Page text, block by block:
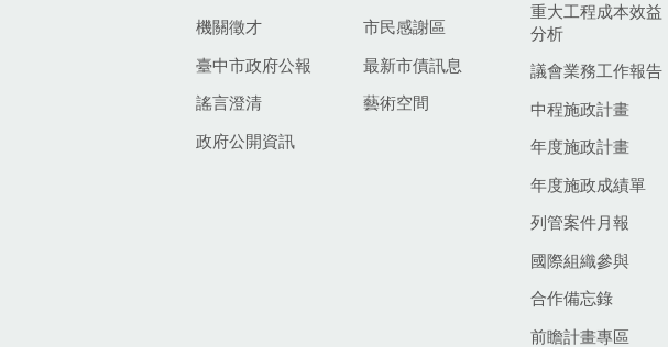
機關徵才
臺中市政府公報
謠言澄清
政府公開資訊
市民感謝區
最新市債訊息
藝術空間
重大工程成本效益
分析
議會業務工作報告
中程施政計畫
年度施政計畫
年度施政成績單
列管案件月報
國際組織參與
合作備忘錄
前瞻計畫專區